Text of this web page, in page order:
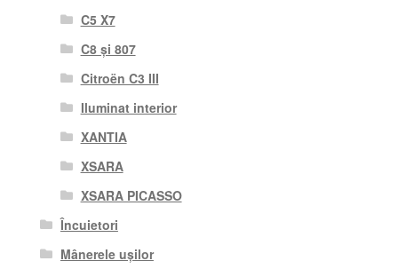
C5 X7
C8 și 807
Citroën C3 III
Iluminat interior
XANTIA
XSARA
XSARA PICASSO
Încuietori
Mânerele ușilor